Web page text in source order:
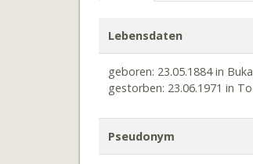
Lebensdaten
geboren: 23.05.1884 in
gestorben: 23.06.1971 in
Pseudonym